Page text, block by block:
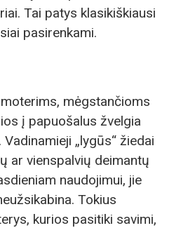
Tai patys klasikiškiausi
pasirenkami.
mėgstančioms
į papuošalus žvelgia
„lygūs“ žiedai
ar vienspalvių deimantų
naudojimui, jie
Tokius
kurios pasitiki savimi,